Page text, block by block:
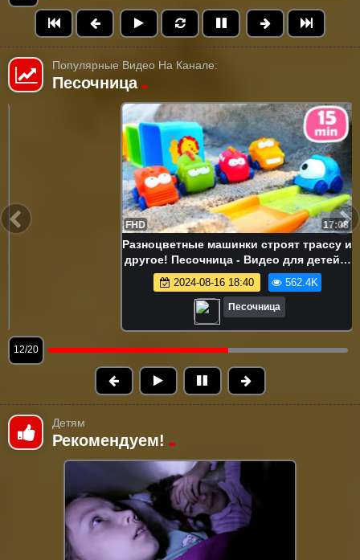
Популярные Видео На Канале:
Песочница
17:08
Разноцветные машинки строят трассу и
другое! Песочница - Видео для детей и
малышей - Сборник
2024-08-16 18:40 562.4K
Песочница
12/20
Детям
Рекомендуем!